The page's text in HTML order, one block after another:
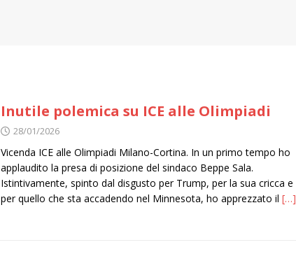
Inutile polemica su ICE alle Olimpiadi
28/01/2026
Vicenda ICE alle Olimpiadi Milano-Cortina. In un primo tempo ho
applaudito la presa di posizione del sindaco Beppe Sala.
Istintivamente, spinto dal disgusto per Trump, per la sua cricca e
per quello che sta accadendo nel Minnesota, ho apprezzato il […]